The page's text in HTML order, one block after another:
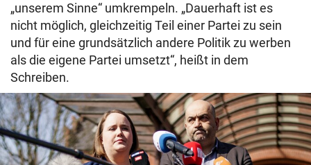
„unserem Sinne“ umkrempeln. „Dauerhaft ist es
nicht möglich, gleichzeitig Teil einer Partei zu sein
und für eine grundsätzlich andere Politik zu werben
als die eigene Partei umsetzt“, heißt in dem
Schreiben.